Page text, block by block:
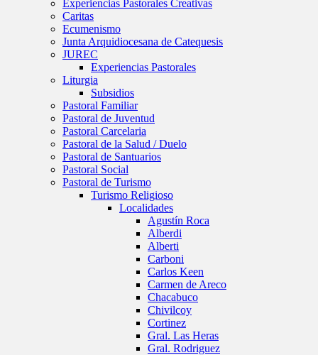
Experiencias Pastorales Creativas
Caritas
Ecumenismo
Junta Arquidiocesana de Catequesis
JUREC
Experiencias Pastorales
Liturgia
Subsidios
Pastoral Familiar
Pastoral de Juventud
Pastoral Carcelaria
Pastoral de la Salud / Duelo
Pastoral de Santuarios
Pastoral Social
Pastoral de Turismo
Turismo Religioso
Localidades
Agustín Roca
Alberdi
Alberti
Carboni
Carlos Keen
Carmen de Areco
Chacabuco
Chivilcoy
Cortinez
Gral. Las Heras
Gral. Rodriguez